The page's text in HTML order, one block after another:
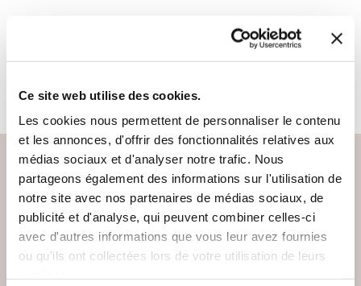
Ce site web utilise des cookies.
Les cookies nous permettent de personnaliser le contenu
et les annonces, d'offrir des fonctionnalités relatives aux
médias sociaux et d'analyser notre trafic. Nous
partageons également des informations sur l'utilisation de
notre site avec nos partenaires de médias sociaux, de
publicité et d'analyse, qui peuvent combiner celles-ci
avec d'autres informations que vous leur avez fournies
ou qu'ils ont collectées lors de votre utilisation de leurs
pour le moment.
PAIEMENT SÉCURISÉ